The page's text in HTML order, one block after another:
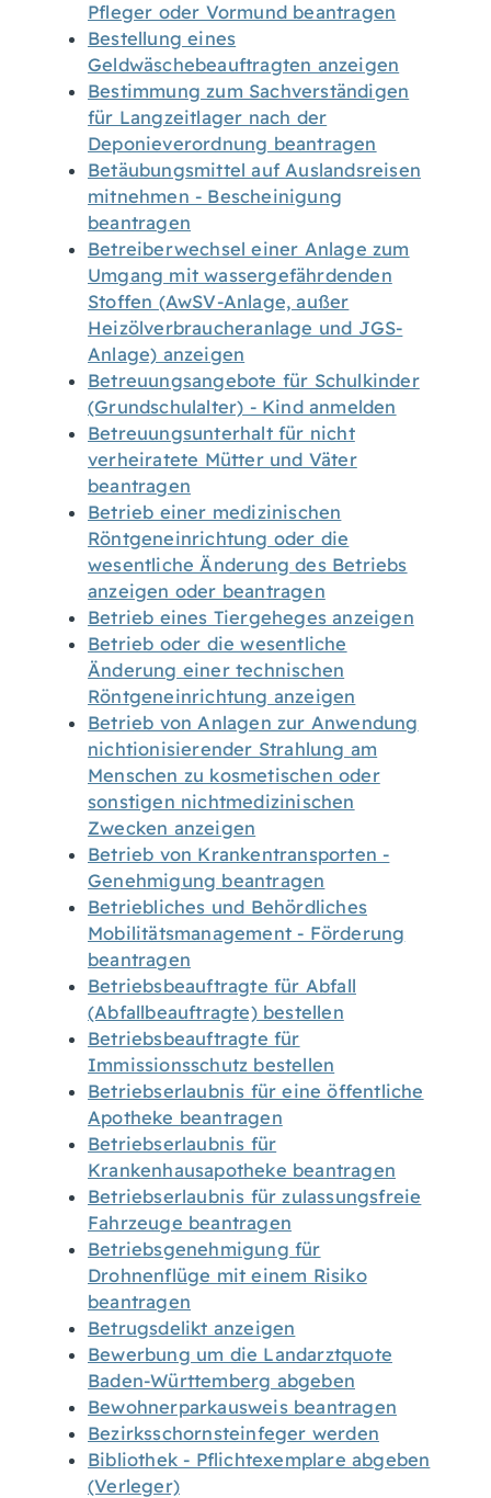
Pfleger oder Vormund beantragen
Bestellung eines
Geldwäschebeauftragten anzeigen
Bestimmung zum Sachverständigen
für Langzeitlager nach der
Deponieverordnung beantragen
Betäubungsmittel auf Auslandsreisen
mitnehmen - Bescheinigung
beantragen
Betreiberwechsel einer Anlage zum
Umgang mit wassergefährdenden
Stoffen (AwSV-Anlage, außer
Heizölverbraucheranlage und JGS-
Anlage) anzeigen
Betreuungsangebote für Schulkinder
(Grundschulalter) - Kind anmelden
Betreuungsunterhalt für nicht
verheiratete Mütter und Väter
beantragen
Betrieb einer medizinischen
Röntgeneinrichtung oder die
wesentliche Änderung des Betriebs
anzeigen oder beantragen
Betrieb eines Tiergeheges anzeigen
Betrieb oder die wesentliche
Änderung einer technischen
Röntgeneinrichtung anzeigen
Betrieb von Anlagen zur Anwendung
nichtionisierender Strahlung am
Menschen zu kosmetischen oder
sonstigen nichtmedizinischen
Zwecken anzeigen
Betrieb von Krankentransporten -
Genehmigung beantragen
Betriebliches und Behördliches
Mobilitätsmanagement - Förderung
beantragen
Betriebsbeauftragte für Abfall
(Abfallbeauftragte) bestellen
Betriebsbeauftragte für
Immissionsschutz bestellen
Betriebserlaubnis für eine öffentliche
Apotheke beantragen
Betriebserlaubnis für
Krankenhausapotheke beantragen
Betriebserlaubnis für zulassungsfreie
Fahrzeuge beantragen
Betriebsgenehmigung für
Drohnenflüge mit einem Risiko
beantragen
Betrugsdelikt anzeigen
Bewerbung um die Landarztquote
Baden-Württemberg abgeben
Bewohnerparkausweis beantragen
Bezirksschornsteinfeger werden
Bibliothek - Pflichtexemplare abgeben
(Verleger)